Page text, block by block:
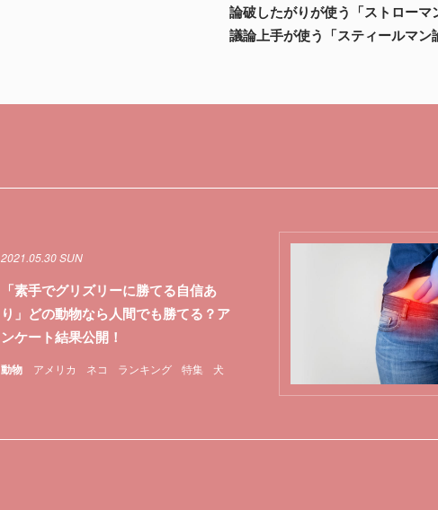
論破したがりが使う「ストローマ
議論上手が使う「スティールマン
動物 アメリカ ネコ ランキング 特集 犬
2021.05.30 SUN
「素手でグリズリーに勝てる自信あ
り」どの動物なら人間でも勝てる？ア
ンケート結果公開！